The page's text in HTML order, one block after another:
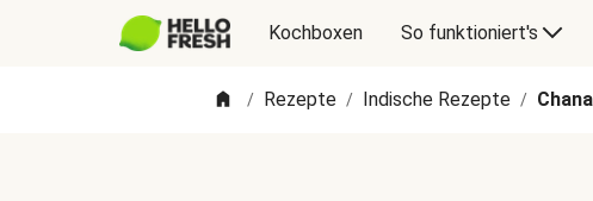
Kochboxen So funktioniert's
/ Rezepte / Indische Rezepte /